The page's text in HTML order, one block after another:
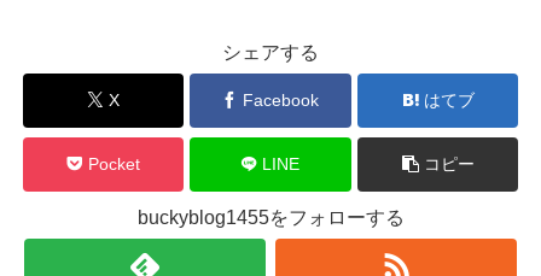
シェアする
X Facebook はてブ
Pocket LINE コピー
buckyblog1455をフォローする